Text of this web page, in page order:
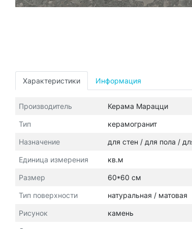
Характеристики Информация
Производитель Керама Марацци
Тип керамогранит
Назначение для стен / для пола /
Единица измерения кв.м
Размер 60*60 см
Тип поверхности натуральная / матовая
Рисунок камень